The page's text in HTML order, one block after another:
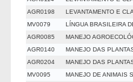
AGR0198
LEVANTAMENTO E
MV0079
LÍNGUA BRASILEIRA
AGR0085
MANEJO
AGR0140
MANEJO DAS
AGR0204
MANEJO DAS
MV0095
MANEJO DE ANIMAIS